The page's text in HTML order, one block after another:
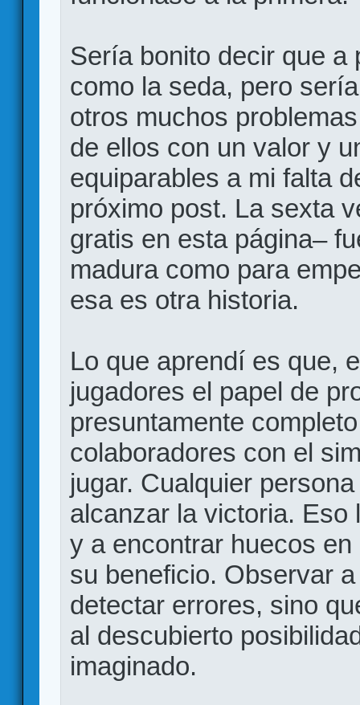
Sería bonito decir que a
como la seda, pero
otros muchos
de ellos con un valor y
equiparables a mi falta
próximo post. La sexta
gratis en esta página–
madura como para
esa es otra historia.
Lo que aprendí es que,
jugadores el papel de
presuntamente
colaboradores con el
jugar. Cualquier
alcanzar la victoria. Eso
y a encontrar huecos
su beneficio. Observar
detectar errores, sino
al descubierto
imaginado.